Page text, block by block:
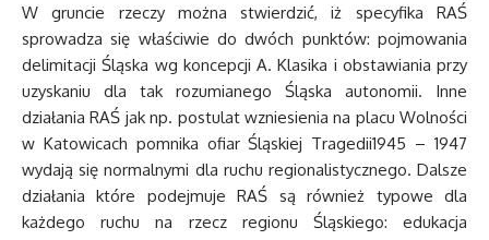
W gruncie rzeczy można stwierdzić, iż specyfika RAŚ
sprowadza się właściwie do dwóch punktów: pojmowania
delimitacji Śląska wg koncepcji A. Klasika i obstawiania przy
uzyskaniu dla tak rozumianego Śląska autonomii. Inne
działania RAŚ jak np. postulat wzniesienia na placu Wolności
w Katowicach pomnika ofiar Śląskiej Tragedii1945 – 1947
wydają się normalnymi dla ruchu regionalistycznego. Dalsze
działania które podejmuje RAŚ są również typowe dla
każdego ruchu na rzecz regionu Śląskiego: edukacja